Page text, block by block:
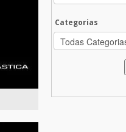
Categorias